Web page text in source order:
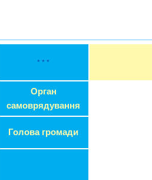
* * *
Орган
самоврядування
Голова громади